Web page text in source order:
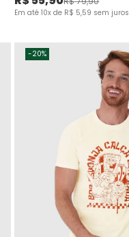
Em até10x de R$ 5,59 sem juros
-20%